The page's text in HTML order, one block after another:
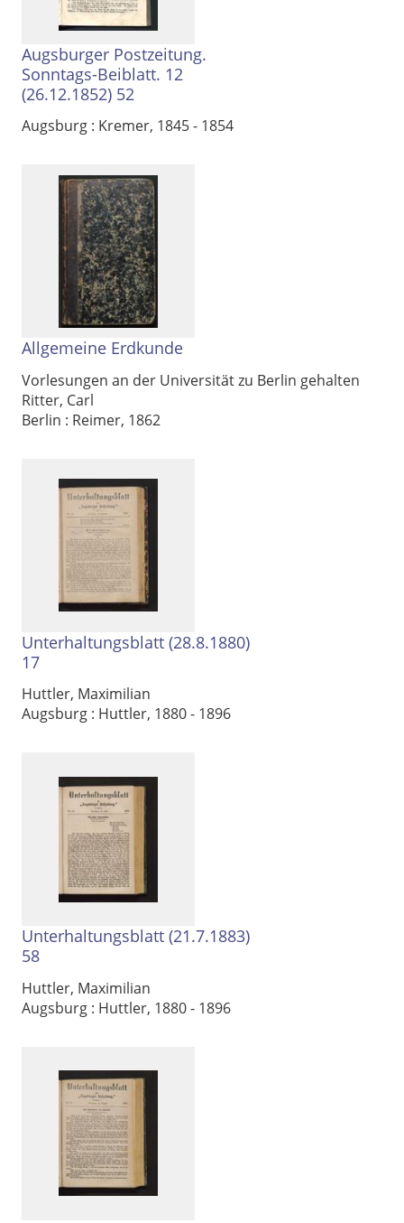
Augsburger Postzeitung.
Sonntags-Beiblatt. 12
(26.12.1852) 52
Augsburg : Kremer, 1845 - 1854
Allgemeine Erdkunde
Vorlesungen an der Universität zu Berlin gehalten
Ritter, Carl
Berlin : Reimer, 1862
Unterhaltungsblatt (28.8.1880)
17
Huttler, Maximilian
Augsburg : Huttler, 1880 - 1896
Unterhaltungsblatt (21.7.1883)
58
Huttler, Maximilian
Augsburg : Huttler, 1880 - 1896